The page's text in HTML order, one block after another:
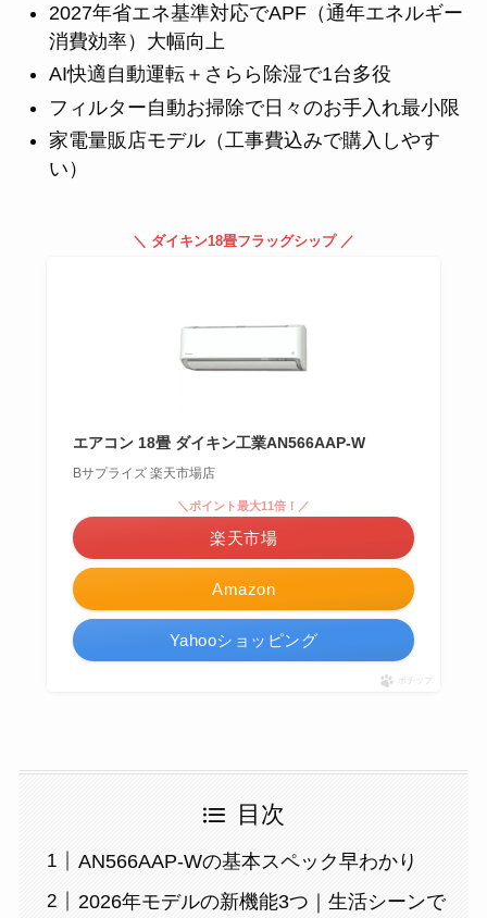
2027年省エネ基準対応でAPF（通年エネルギー
消費効率）大幅向上
AI快適自動運転＋さらら除湿で1台多役
フィルター自動お掃除で日々のお手入れ最小限
家電量販店モデル（工事費込みで購入しやす
い）
＼ ダイキン18畳フラッグシップ ／
エアコン 18畳 ダイキン工業AN566AAP-W
Bサプライズ 楽天市場店
Amazon
＼ポイント最大11倍！／
楽天市場
Yahooショッピング
ポチップ
目次
AN566AAP-Wの基本スペック早わかり
2026年モデルの新機能3つ｜生活シーンで